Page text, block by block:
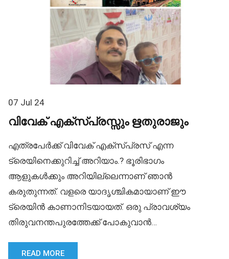
07 Jul 24
വിവേക് എക്സ്പ്രസ്സും ഋതുരാജും
എത്രപേർക്ക് വിവേക് എക്സ്പ്രസ് എന്ന
ട്രെയിനെക്കുറിച്ച് അറിയാം.? ഭൂരിഭാഗം
ആളുകൾക്കും അറിയില്ലെന്നാണ് ഞാൻ
കരുതുന്നത്. വളരെ യാദൃശ്ചികമായാണ് ഈ
ട്രെയിൻ കാണാനിടയായത്. ഒരു പ്രാവശ്യം
തിരുവനന്തപുരത്തേക്ക് പോകുവാൻ…
READ MORE